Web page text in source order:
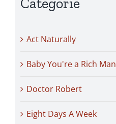
Act Naturally
Baby You're a Rich Man
Doctor Robert
Eight Days A Week